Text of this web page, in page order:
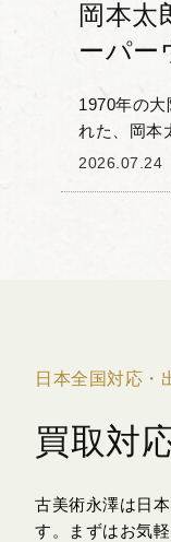
岡本太
ーパー
1970年の
れた、岡本
塔」のペー
2026.07.24
日本全国対応・
買取対
古美術永澤は日
す。
まずはお気